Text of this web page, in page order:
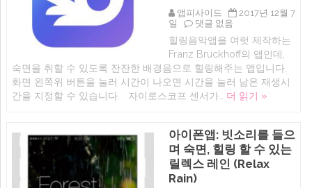
를
넣
어
주
는
어
플
(LiveTunes
–
라
이
브
뮤
직!)
래
연
아
이
폰,
아
이
패
에
앱피사이드
2017년 12월 7
일
iOS
늘
무
료
앱:
Flowing
힐
집
중
력
향
상,
댓글 없음
힐링음악앱을 여럿 제작하는
Franz Bruckhoff의 앱인데,
숙면을 취할 수 있도록 잔잔한 배경음으로 힐링해주는 앱입니다.
화면 왼쪽위 버튼을 눌러 시간이 나오면 시간을 눌러 남은 재생시
간을 지정할 수 있습니다. 자이로스코프 센서가… 더 읽기 »
아이폰앱: 빗소리를 들으
며 숙면, 힐링 할 수 있는
릴렉스 레인 (Relax
Rain)